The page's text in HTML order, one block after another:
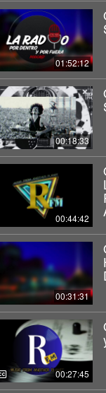
01:52:12
00:18:33
00:44:42
00:31:31
00:27:45